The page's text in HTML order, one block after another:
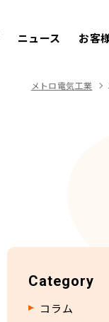
ニュース お客
メトロ電気工業
Category
コラム